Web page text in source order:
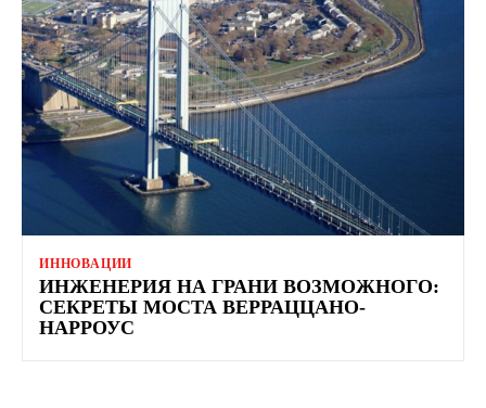
ИННОВАЦИИ
ИНЖЕНЕРИЯ НА ГРАНИ ВОЗМОЖНОГО:
СЕКРЕТЫ МОСТА ВЕРРАЦЦАНО-
НАРРОУС